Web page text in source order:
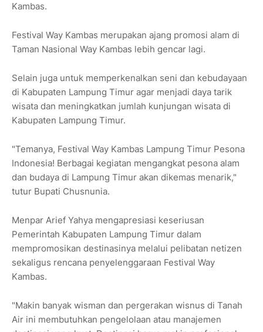
Kambas.
Festival Way Kambas merupakan ajang promosi alam di
Taman Nasional Way Kambas lebih gencar lagi.
Selain juga untuk memperkenalkan seni dan kebudayaan
di Kabupaten Lampung Timur agar menjadi daya tarik
wisata dan meningkatkan jumlah kunjungan wisata di
Kabupaten Lampung Timur.
"Temanya, Festival Way Kambas Lampung Timur Pesona
Indonesia! Berbagai kegiatan mengangkat pesona alam
dan budaya di Lampung Timur akan dikemas menarik,"
tutur Bupati Chusnunia.
Menpar Arief Yahya mengapresiasi keseriusan
Pemerintah Kabupaten Lampung Timur dalam
mempromosikan destinasinya melalui pelibatan netizen
sekaligus rencana penyelenggaraan Festival Way
Kambas.
"Makin banyak wisman dan pergerakan wisnus di Tanah
Air ini membutuhkan pengelolaan atau manajemen